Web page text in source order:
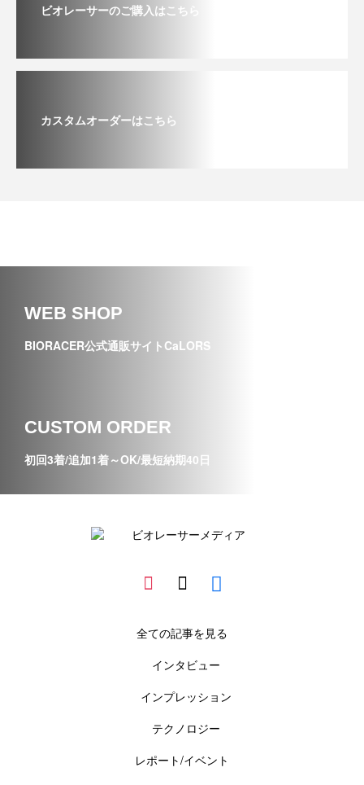
ビオレーサーのご購入はこちら
カスタムオーダーはこちら
WEB SHOP
BIORACER公式通販サイトCaLORS
CUSTOM ORDER
初回3着/追加1着～OK/最短納期40日
全ての記事を見る
インタビュー
インプレッション
テクノロジー
レポート/イベント